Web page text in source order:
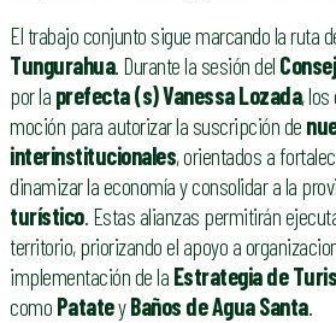
El trabajo conjunto sigue marcando la ruta
Tungurahua. Durante la sesión del
por la prefecta (s) Vanessa Lozada,
moción para autorizar la suscripción de
interinstitucionales, orientados a
dinamizar la economía y consolidar a la
turístico. Estas alianzas permitirán
territorio, priorizando el apoyo a
implementación de la Estrategia de
como PatateyBaños de Agua Santa.